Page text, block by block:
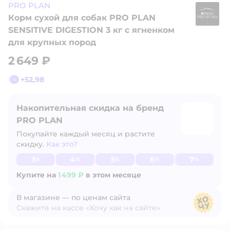
PRO PLAN
Корм сухой для собак PRO PLAN
SENSITIVE DIGESTION 3 кг с ягненком
для крупных пород
2 649 ₽
+52,98
Накопительная скидка на бренд
PRO PLAN
Покупайте каждый месяц и растите
скидку. Как это?
Купите на 1 499 ₽ в этом месяце
Узнать больше
В магазине — по ценам сайта
Скажите на кассе «Хочу как на сайте»